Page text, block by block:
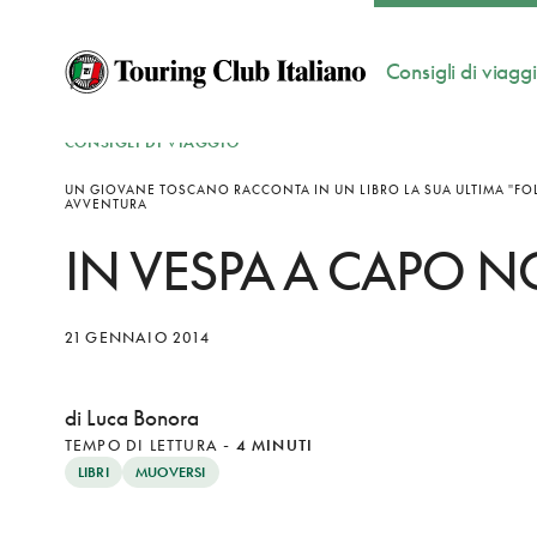
Consigli di
CONSIGLI DI VIAGGIO
UN GIOVANE TOSCANO RACCONTA IN UN LIBRO LA SUA ULTIMA
AVVENTURA
IN VESPA A CAPO
21 GENNAIO 2014
di Luca Bonora
TEMPO DI LETTURA - 4 MINUTI
LIBRI MUOVERSI